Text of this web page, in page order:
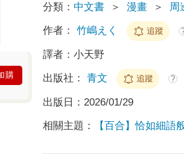
購
分類： 中文書 ＞ 漫畫 ＞ 周
作者： 竹嶋えく 追蹤
譯者：小天野
出版社： 青文 追蹤 ?
出版日： 2026/01/29
相關主題： 【百合】恰如細語